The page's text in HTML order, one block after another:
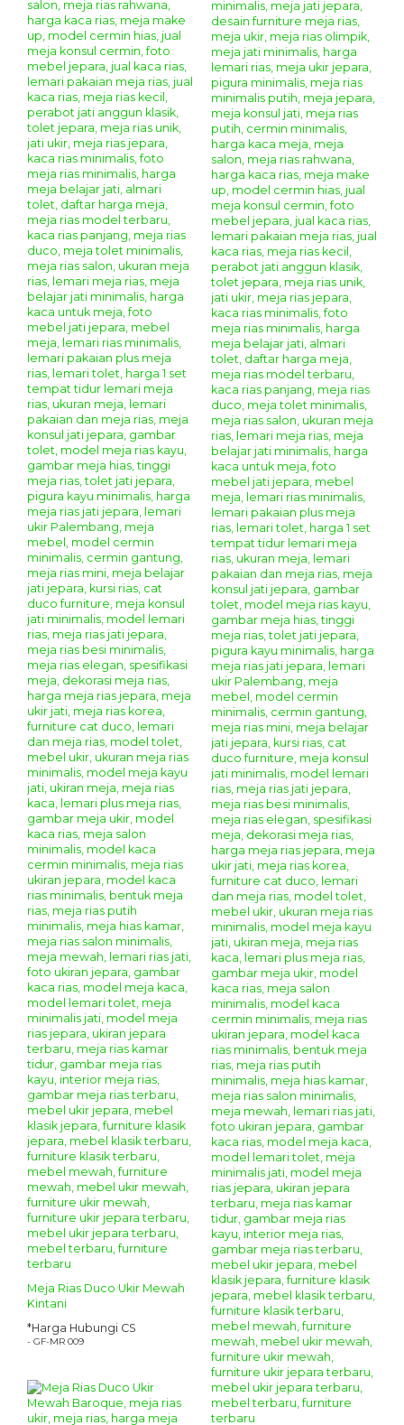
Meja Rias Duco Ukir Mewah
Kintani
*Harga Hubungi CS
- GF-MR 009